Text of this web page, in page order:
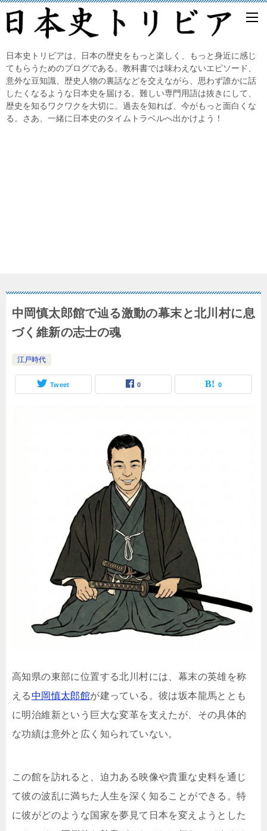
日本史トリビアは、日本の歴史をもっと楽しく、もっと身近に感じ
てもらうためのブログである。教科書では味わえないエピソード、
意外な豆知識、歴史人物の裏話などを交えながら、思わず誰かに話
したくなるような日本史を届ける。難しい専門用語は抜きにして、
歴史を知るワクワクを大切に。過去を知れば、今がもっと面白くな
る。さあ、一緒に日本史のタイムトラベルへ出かけよう！
中岡慎太郎館で辿る激動の幕末と北川村に息
づく維新の志士の魂
江戸時代
Tweet 0 0
高知県の東部に位置する北川村には、幕末の英雄を称
える中岡慎太郎館が建っている。彼は坂本龍馬ととも
に明治維新という巨大な変革を支えたが、その具体的
な功績は意外と広く知られていない。
この館を訪れると、迫力ある映像や貴重な史料を通じ
て彼の波乱に満ちた人生を深く知ることができる。特
に彼がどのような国家を夢見て日本を変えようとした